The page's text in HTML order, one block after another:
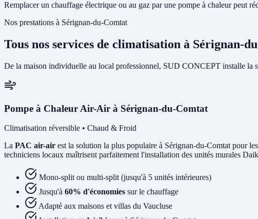
Remplacer un chauffage électrique ou au gaz par une pompe à chaleur peut
Nos prestations à Sérignan-du-Comtat
Tous nos services de climatisation à Sérignan-
De la maison individuelle au local professionnel, SUD CONCEPT installe la
Pompe à Chaleur Air-Air à Sérignan-du-Comtat
Climatisation réversible • Chaud & Froid
La PAC air-air est la solution la plus populaire à Sérignan-du-Comtat pour
techniciens locaux maîtrisent parfaitement l'installation des unités murales
Mono-split ou multi-split (jusqu'à 5 unités intérieures)
Jusqu'à 60% d'économies sur le chauffage
Adapté aux maisons et villas du Vaucluse